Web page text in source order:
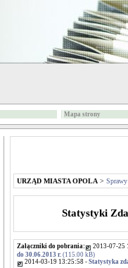
Mapa strony
URZĄD MIASTA OPOLA >
Statystyki
Załączniki do pobrania: 2013-07-25
do 30.06.2013 r. (115.00 kB)
2014-03-19 13:25:58 - Statystyka